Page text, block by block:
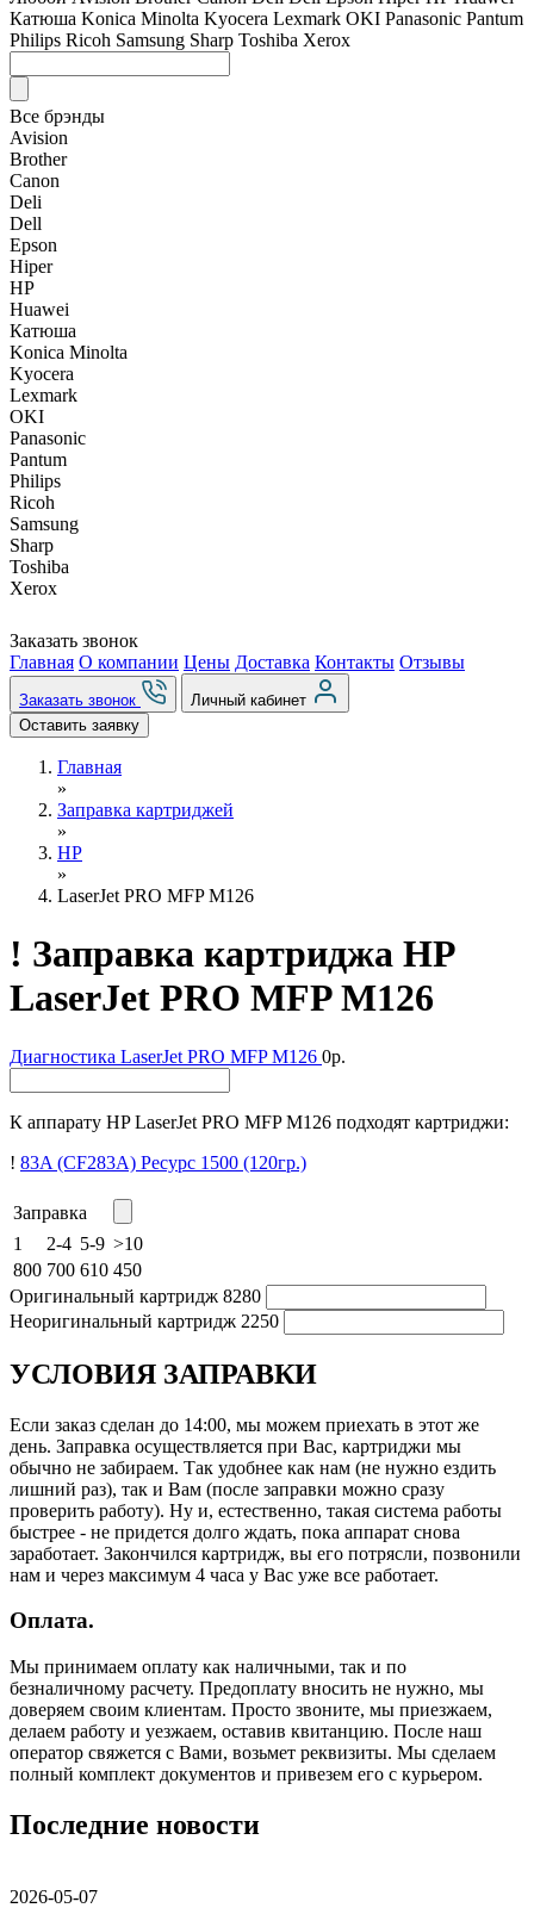
Катюша Konica Minolta Kyocera Lexmark OKI Panasonic Pantum
Philips Ricoh Samsung Sharp Toshiba Xerox
Все брэнды
Avision
Brother
Canon
Deli
Dell
Epson
Hiper
HP
Huawei
Катюша
Konica Minolta
Kyocera
Lexmark
OKI
Panasonic
Pantum
Philips
Ricoh
Samsung
Sharp
Toshiba
Xerox
Заказать звонок
Главная О компании Цены Доставка Контакты Отзывы
Заказать звонок
Личный кабинет
Оставить заявку
Главная
»
Заправка картриджей
»
HP
»
LaserJet PRO MFP M126
! Заправка картриджа HP
LaserJet PRO MFP M126
Диагностика LaserJet PRO MFP M126 0р.
К аппарату HP LaserJet PRO MFP M126 подходят картриджи:
! 83A (CF283A) Ресурс 1500 (120гр.)
Заправка
1
2-4 5-9 >10
800 700 610 450
Оригинальный картридж 8280
Неоригинальный картридж 2250
УСЛОВИЯ ЗАПРАВКИ
Если заказ сделан до 14:00, мы можем приехать в этот же
день. Заправка осуществляется при Вас, картриджи мы
обычно не забираем. Так удобнее как нам (не нужно ездить
лишний раз), так и Вам (после заправки можно сразу
проверить работу). Ну и, естественно, такая система работы
быстрее - не придется долго ждать, пока аппарат снова
заработает. Закончился картридж, вы его потрясли, позвонили
нам и через максимум 4 часа у Вас уже все работает.
Оплата.
Мы принимаем оплату как наличными, так и по
безналичному расчету. Предоплату вносить не нужно, мы
доверяем своим клиентам. Просто звоните, мы приезжаем,
делаем работу и уезжаем, оставив квитанцию. После наш
оператор свяжется с Вами, возьмет реквизиты. Мы сделаем
полный комплект документов и привезем его с курьером.
Последние новости
2026-05-07